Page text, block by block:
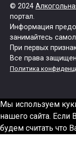
© 2024
портал.
Информация
занимайтесь
При первых
Все права
Политика
Мы используем
нашего сайта. Если
будем считать что